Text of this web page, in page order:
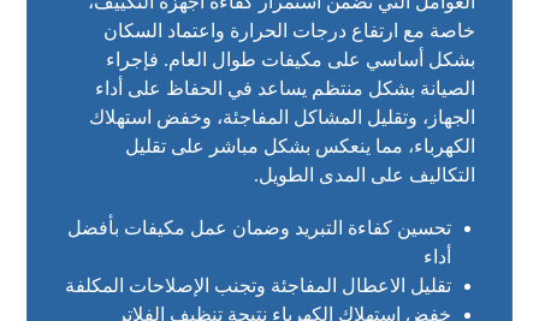
خاصة مع ارتفاع درجات الحرارة واعتماد السكان
بشكل أساسي على مكيفات طوال العام. فإجراء
الصيانة بشكل منتظم يساعد في الحفاظ على أداء
الجهاز، وتقليل المشاكل المفاجئة، وخفض استهلاك
الكهرباء، مما ينعكس بشكل مباشر على تقليل
التكاليف على المدى الطويل.
تحسين كفاءة التبريد وضمان عمل مكيفات بأفضل
أداء
تقليل الاعطال المفاجئة وتجنب الإصلاحات المكلفة
خفض استهلاك الكهرباء نتيجة تنظيف الفلاتر